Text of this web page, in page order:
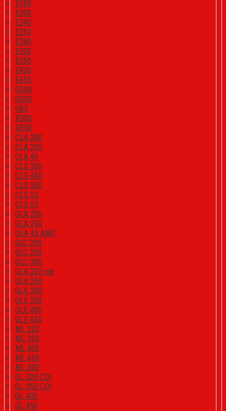
E180
E200
E240
E250
E280
E300
E350
E400
E450
G500
G550
G63
R300
R350
CLA 200
CLA 250
CLA 45
CLS 350
CLS 450
CLS 500
CLS 53
CLS 63
GLA 200
GLA 250
GLA 45 AMG
GLC 200
GLC 250
GLC 300
GLK 220 cdi
GLK 250
GLK 300
GLE 350
GLE 400
GLE 450
ML 320
ML 350
ML 400
ML 450
ML 500
GL 320 CDI
GL 350 CDI
GL 400
GL 450